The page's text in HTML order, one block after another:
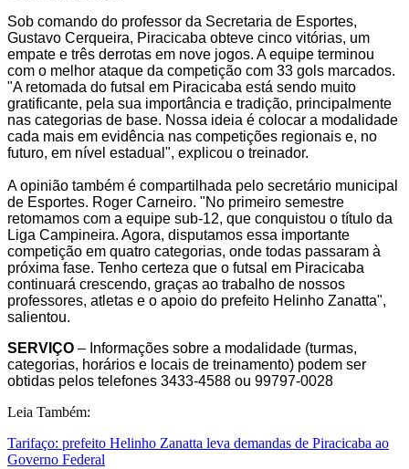
Sob comando do professor da Secretaria de Esportes,
Gustavo Cerqueira, Piracicaba obteve cinco vitórias, um
empate e três derrotas em nove jogos. A equipe terminou
com o melhor ataque da competição com 33 gols marcados.
"A retomada do futsal em Piracicaba está sendo muito
gratificante, pela sua importância e tradição, principalmente
nas categorias de base. Nossa ideia é colocar a modalidade
cada mais em evidência nas competições regionais e, no
futuro, em nível estadual", explicou o treinador.
A opinião também é compartilhada pelo secretário municipal
de Esportes. Roger Carneiro. "No primeiro semestre
retomamos com a equipe sub-12, que conquistou o título da
Liga Campineira. Agora, disputamos essa importante
competição em quatro categorias, onde todas passaram à
próxima fase. Tenho certeza que o futsal em Piracicaba
continuará crescendo, graças ao trabalho de nossos
professores, atletas e o apoio do prefeito Helinho Zanatta",
salientou.
SERVIÇO – Informações sobre a modalidade (turmas,
categorias, horários e locais de treinamento) podem ser
obtidas pelos telefones 3433-4588 ou 99797-0028
Leia Também:
Tarifaço: prefeito Helinho Zanatta leva demandas de Piracicaba ao
Governo Federal